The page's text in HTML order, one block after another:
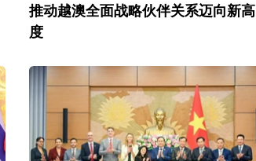
推动越澳全面战略伙伴关系迈向新高
度